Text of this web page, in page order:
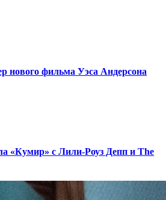
нового фильма Уэса Андерсона
«Кумир» с Лили-Роуз Депп и The